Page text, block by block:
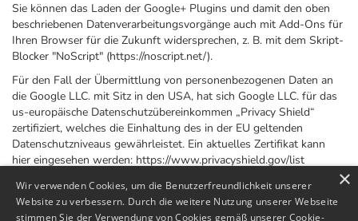
Sie können das Laden der Google+ Plugins und damit den oben
beschriebenen Datenverarbeitungsvorgänge auch mit Add-Ons für
Ihren Browser für die Zukunft widersprechen, z. B. mit dem Skript-
Blocker "NoScript" (https://noscript.net/).
Für den Fall der Übermittlung von personenbezogenen Daten an
die Google LLC. mit Sitz in den USA, hat sich Google LLC. für das
us-europäische Datenschutzübereinkommen „Privacy Shield“
zertifiziert, welches die Einhaltung des in der EU geltenden
Datenschutzniveaus gewährleistet. Ein aktuelles Zertifikat kann
hier eingesehen werden: https://www.privacyshield.gov/list
Zweck und Umfang der Datenerhebung und die weitere
Verarbeitung und Nutzung der Daten durch Google sowie Ihre
diesbezüglichen Rechte und Einstellungsmöglichkeiten zum Schutz
×
Wir verwenden Cookies, um die Benutzerfreundlichkeit unserer
Website zu verbessern. Durch die weitere Nutzung unserer Webseite
stimmen Sie der Verwendung von Cookies gemäß unserer Cookie-